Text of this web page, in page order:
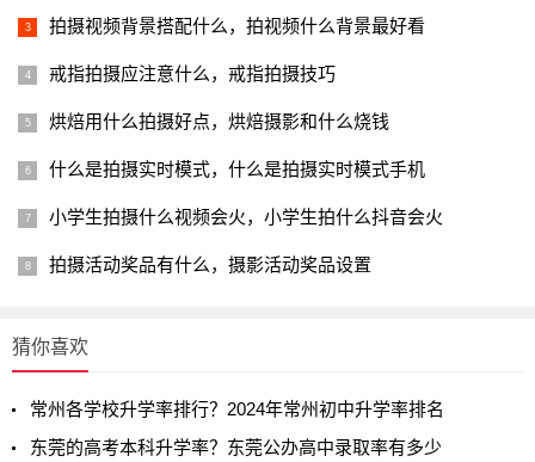
拍摄视频背景搭配什么，拍视频什么背景最好看
戒指拍摄应注意什么，戒指拍摄技巧
烘焙用什么拍摄好点，烘焙摄影和什么烧钱
什么是拍摄实时模式，什么是拍摄实时模式手机
小学生拍摄什么视频会火，小学生拍什么抖音会火
拍摄活动奖品有什么，摄影活动奖品设置
猜你喜欢
常州各学校升学率排行？2024年常州初中升学率排名
东莞的高考本科升学率？东莞公办高中录取率有多少